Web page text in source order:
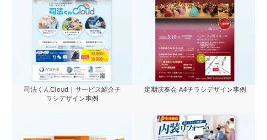
司法くんCloud｜サービス紹介チ
ラシデザイン事例
定期演奏会 A4チラシデザイン事例